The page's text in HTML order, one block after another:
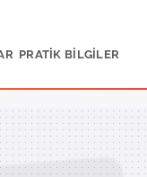
PRATİK BİLGİLER